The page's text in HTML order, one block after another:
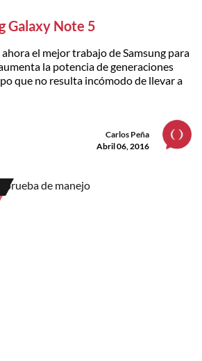
Galaxy Note 5
el mejor trabajo de Samsung para
la potencia de generaciones
que no resulta incómodo de llevar a
Carlos Peña
Abril 06, 2016